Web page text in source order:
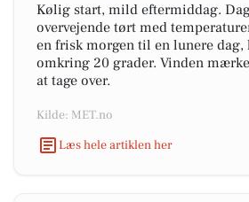
Kølig start, mild eftermiddag.
overvejende tørt med
en frisk morgen til en lunere dag,
omkring 20 grader. Vinden
at tage over.
Kilde: MET.no
Læs hele artiklen her